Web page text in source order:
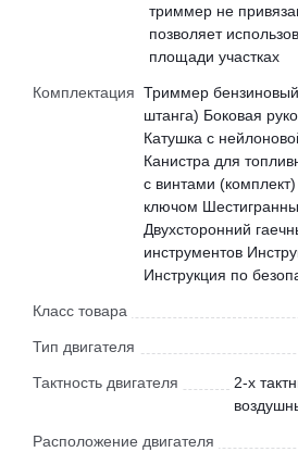
триммер не
позволяет
площади участках
Комплектация Триммер бензиновый
штанга) Боковая
Катушка с
Канистра для
с винтами
ключом
Двухсторонний
инструментов
Инструкция по
Класс товара
Тип двигателя
Тактность двигателя
2-х
Расположение двигателя